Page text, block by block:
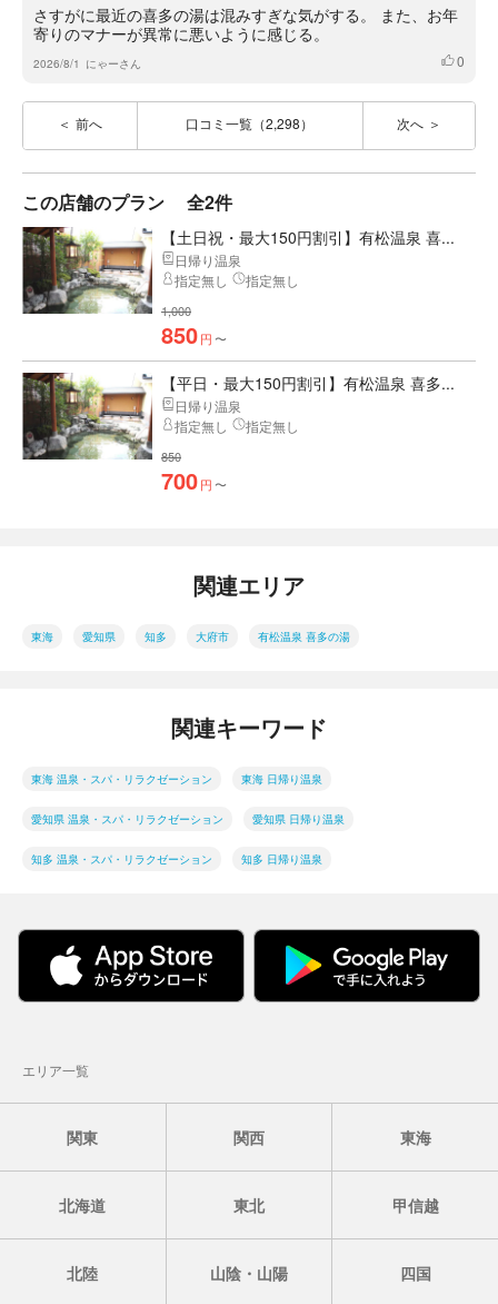
さすがに最近の喜多の湯は混みすぎな気がする。 また、お年
寄りのマナーが異常に悪いように感じる。
2026/8/1 にゃーさん いいね
0
前へ 口コミ一覧（2,298） 次へ
この店舗のプラン 全2件
【土日祝・最大150円割引】有松温泉 喜...
日帰り温泉
指定無し
指定無し
1,000
850円 〜
【平日・最大150円割引】有松温泉 喜多...
日帰り温泉
指定無し
指定無し
850
700円 〜
関連エリア
東海 愛知県 知多 大府市 有松温泉 喜多の湯
関連キーワード
東海 温泉・スパ・リラクゼーション 東海 日帰り温泉
愛知県 温泉・スパ・リラクゼーション 愛知県 日帰り温泉
知多 温泉・スパ・リラクゼーション 知多 日帰り温泉
エリア一覧
関東 関西 東海
北海道 東北 甲信越
北陸 山陰・山陽 四国